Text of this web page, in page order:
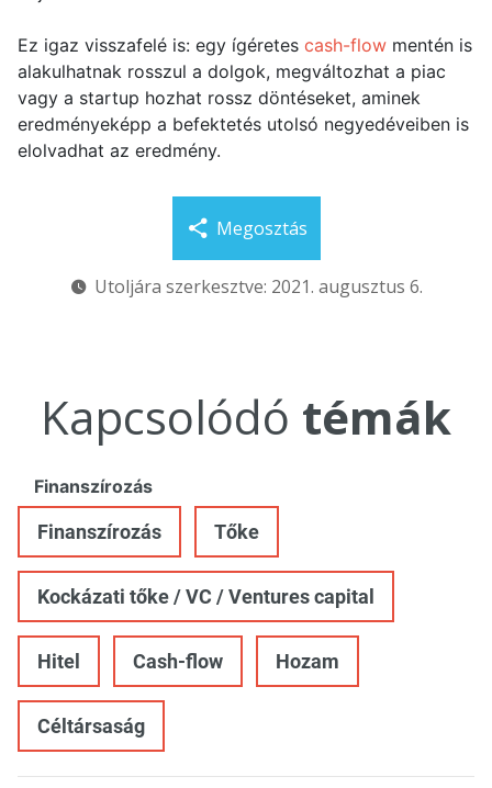
Ez igaz visszafelé is: egy ígéretes cash-flow mentén is
alakulhatnak rosszul a dolgok, megváltozhat a piac
vagy a startup hozhat rossz döntéseket, aminek
eredményeképp a befektetés utolsó negyedéveiben is
elolvadhat az eredmény.
Megosztás
Utoljára szerkesztve: 2021. augusztus 6.
Kapcsolódó témák
Finanszírozás
Finanszírozás Tőke
Kockázati tőke / VC / Ventures capital
Hitel Cash-flow Hozam
Céltársaság